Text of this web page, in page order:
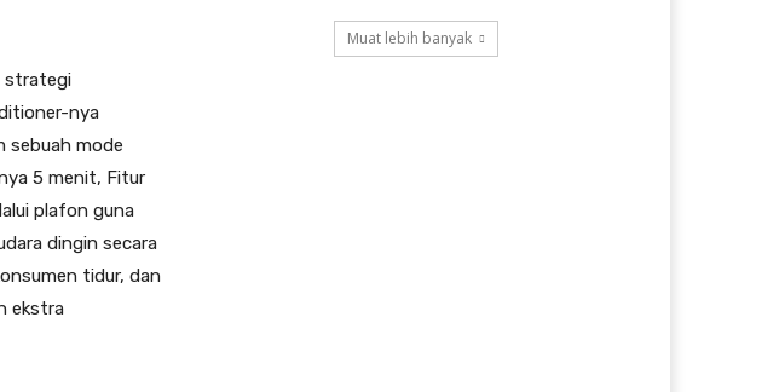
strategi
nya
sebuah mode
5 menit, Fitur
plafon guna
dingin secara
tidur, dan
ekstra
Muat lebih banyak